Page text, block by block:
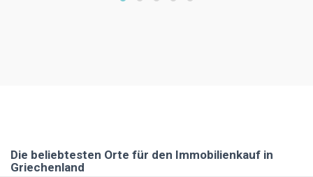
Die beliebtesten Οrte für den Immobilienkauf in
Griechenland